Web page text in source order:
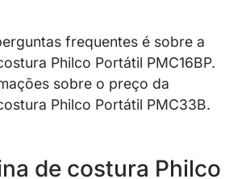
frequentes é sobre a
Philco Portátil PMC16BP.
sobre o preço da
Philco Portátil PMC33B.
de costura Philco